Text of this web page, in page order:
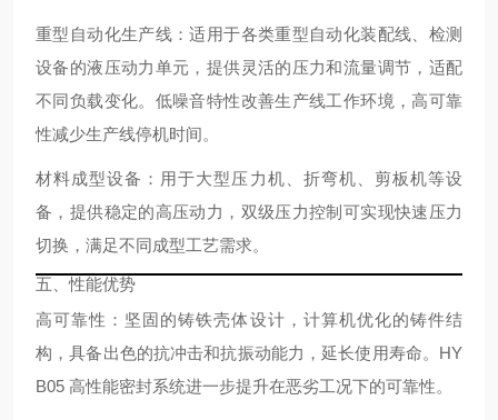
重型自动化生产线 ：适用于各类重型自动化装配线、检测
设备的液压动力单元，提供灵活的压力和流量调节，适配
不同负载变化。低噪音特性改善生产线工作环境，高可靠
性减少生产线停机时间。
材料成型设备 ：用于大型压力机、折弯机、剪板机等设
备，提供稳定的高压动力，双级压力控制可实现快速压力
切换，满足不同成型工艺需求。
五、性能优势
高可靠性 ：坚固的铸铁壳体设计，计算机优化的铸件结
构，具备出色的抗冲击和抗振动能力，延长使用寿命。HY
B05 高性能密封系统进一步提升在恶劣工况下的可靠性。